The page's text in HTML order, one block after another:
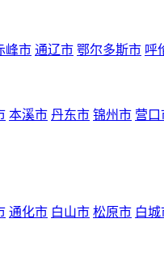
峰市 通辽市 鄂尔多斯市 呼
本溪市 丹东市 锦州市 营口
通化市 白山市 松原市 白城